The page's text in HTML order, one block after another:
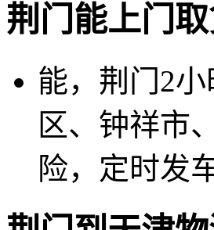
荆门能上门取
能，荆门2
区、钟祥市
险，定时发